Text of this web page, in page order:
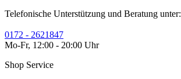
Telefonische Unterstützung und Beratung unter:
0172 - 2621847
Mo-Fr, 12:00 - 20:00 Uhr
Shop Service